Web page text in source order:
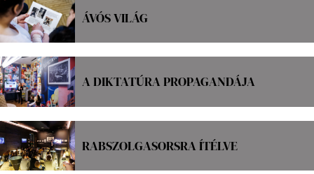
ÁVÓS VILÁG
A DIKTATÚRA PROPAGANDÁJA
RABSZOLGASORSRA ÍTÉLVE